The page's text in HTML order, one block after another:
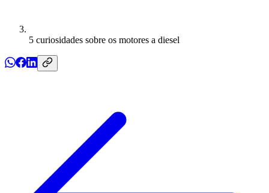
5 curiosidades sobre os motores a diesel